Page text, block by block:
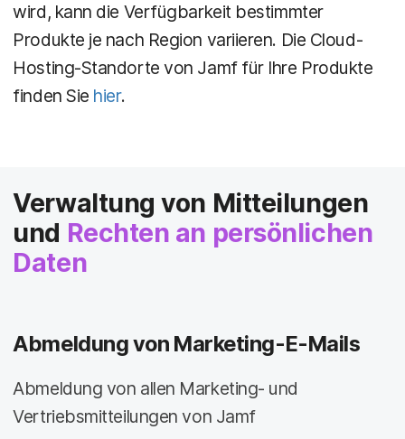
wird, kann die Verfügbarkeit bestimmter
Produkte je nach Region variieren. Die Cloud-
Hosting-Standorte von Jamf für Ihre Produkte
finden Sie hier.
Verwaltung von Mitteilungen
und Rechten an persönlichen
Daten
Abmeldung von Marketing-E-Mails
Abmeldung von allen Marketing- und
Vertriebsmitteilungen von Jamf